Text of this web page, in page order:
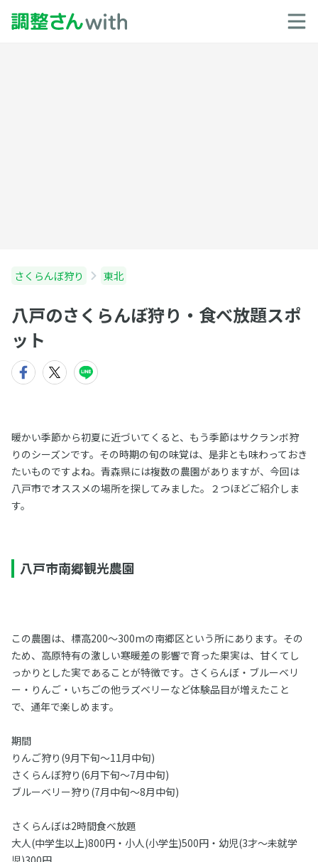
さくらんぼ狩り 東北
八戸のさくらんぼ狩り・食べ放題スポ
ット
暖かい季節から初夏に近づいてくると、もう季節はサクランボ狩
りのシーズンです。その時期の旬の味覚は、是非とも味わっておき
たいものですよね。青森県には複数の農園がありますが、今回は
八戸市でオススメの場所を探してみました。２つほどご紹介しま
す。
八戸市南郷観光農園
この農園は、標高200～300mの南郷区という所にあります。その
ため、高原特有の激しい寒暖差の影響で育った果実は、甘くてし
っかりとした実であることが特徴です。さくらんぼ・ブルーベリ
ー・りんご・いちごの他ラズベリーなど体験品目が増えたこと
で、通年で楽しめます。
期間
りんご狩り(9月下旬～11月中旬)
さくらんぼ狩り(6月下旬～7月中旬)
ブルーベリー狩り(7月中旬～8月中旬)
さくらんぼは2時間食べ放題
大人(中学生以上)800円・小人(小学生)500円・幼児(3才～未就学